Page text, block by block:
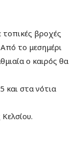
τοπικές βροχές
το μεσημέρι
ο καιρός θα
και στα νότια